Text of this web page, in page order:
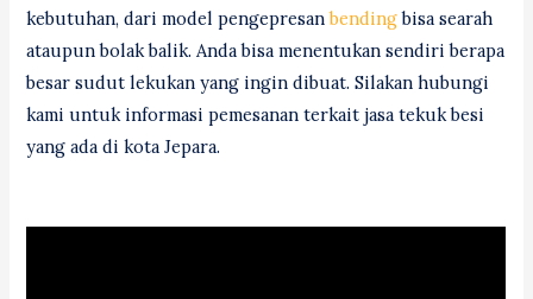
kebutuhan, dari model pengepresanbendingbisa searah
ataupun bolak balik. Anda bisa menentukan sendiri berapa
besar sudut lekukan yang ingin dibuat. Silakan hubungi
kami untuk informasi pemesanan terkait jasa tekuk besi
yang ada di kota Jepara.